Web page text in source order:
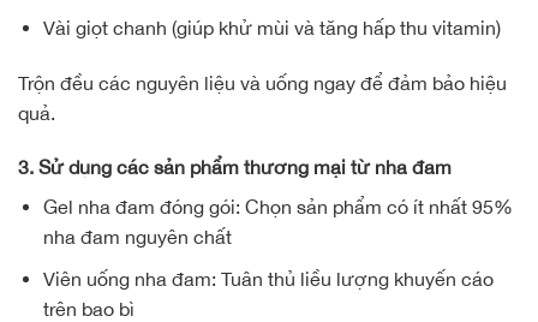
Vài giọt chanh (giúp khử mùi và tăng hấp thu vitamin)
Trộn đều các nguyên liệu và uống ngay để đảm bảo hiệu
quả.
3. Sử dụng các sản phẩm thương mại từ nha đam
Gel nha đam đóng gói: Chọn sản phẩm có ít nhất 95%
nha đam nguyên chất
Viên uống nha đam: Tuân thủ liều lượng khuyến cáo
trên bao bì